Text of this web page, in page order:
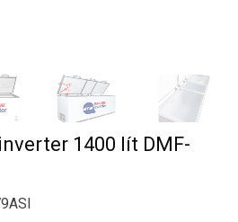
1400 lít DMF-